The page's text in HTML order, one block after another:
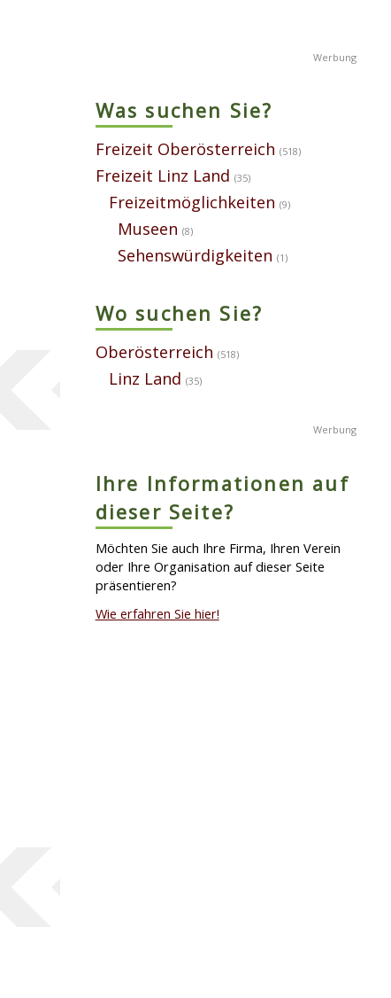
Was suchen Sie?
Freizeit Oberösterreich (518)
Freizeit Linz Land (35)
Freizeitmöglichkeiten (9)
Museen (8)
Sehenswürdigkeiten (1)
Wo suchen Sie?
Oberösterreich (518)
Linz Land (35)
Ihre Informationen auf
dieser Seite?
Möchten Sie auch Ihre Firma, Ihren Verein
oder Ihre Organisation auf dieser Seite
präsentieren?
Wie erfahren Sie hier!